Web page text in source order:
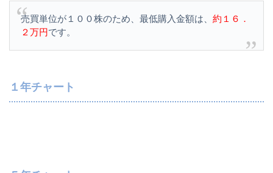
売買単位が１００株のため、最低購入金額は、 約１６．
２万円です。
１年チャート